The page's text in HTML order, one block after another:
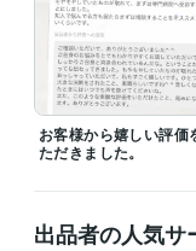
お電話対応中は、ご対
お電話が終わり次第、
いただきます。
少々お待ちいただく場
しれませんが、必ずご
安心してお待ちいただ
経験職種
お客様から嬉しい評価
ただきました。
出品者の人気サ